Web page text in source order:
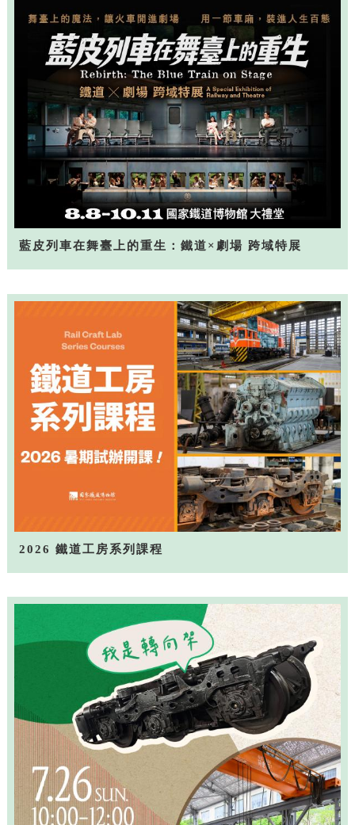
藍皮列車在舞臺上的重生：鐵道×劇場 跨域特展
2026 鐵道工房系列課程